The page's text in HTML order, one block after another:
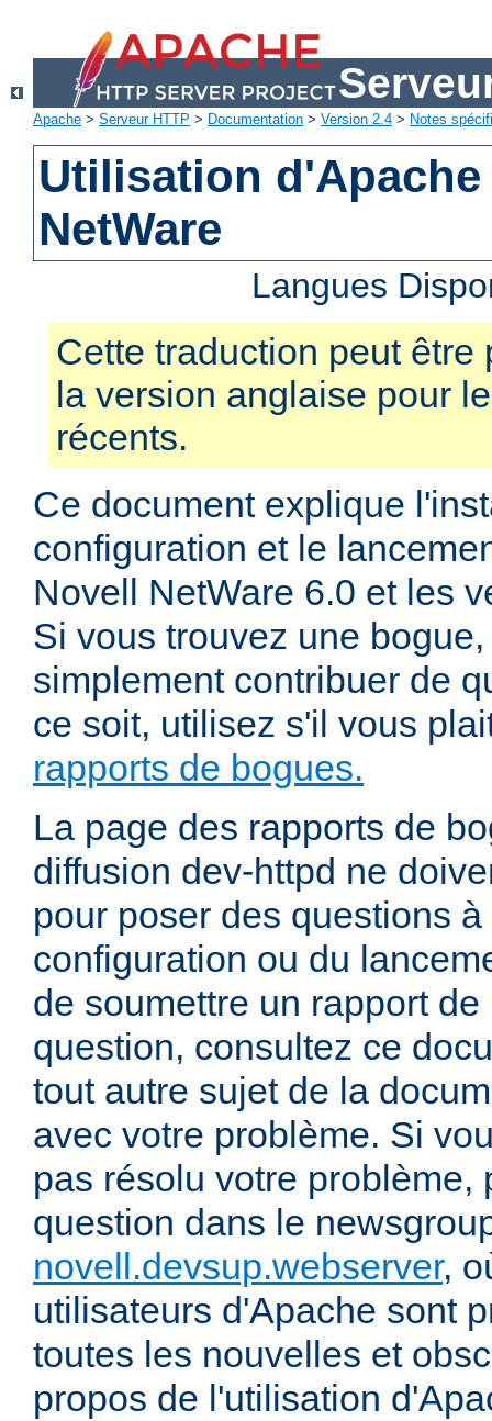
Apache > Serveur HTTP > Documentation > Version 2.4 > Notes
Utilisation
NetWare
Langues
Cette traduction peut être
la version anglaise pour
récents.
Ce document explique
configuration et le
Novell NetWare 6.0 et les
Si vous trouvez une
simplement contribuer de
ce soit, utilisez s'il vous
rapports de bogues.
La page des rapports de
diffusion dev-httpd ne
pour poser des questions
configuration ou du
de soumettre un rapport
question, consultez ce
tout autre sujet de la
avec votre problème. Si
pas résolu votre problème,
question dans le
novell.devsup.webserver,
utilisateurs d'Apache sont
toutes les nouvelles et
propos de l'utilisation